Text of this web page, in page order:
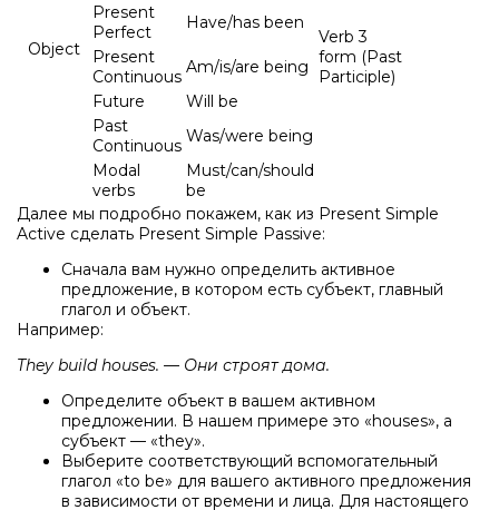
Object
Verb 3
form (Past
Participle)
Present
Perfect
Have/has been
Present
Continuous Am/is/are being
Future
Will be
Past
Continuous Was/were being
Modal
verbs
Must/can/should
be
Далее мы подробно покажем, как из Present Simple
Active сделать Present Simple Passive:
Сначала вам нужно определить активное
предложение, в котором есть субъект, главный
глагол и объект.
Например:
They build houses. — Они строят дома.
Определите объект в вашем активном
предложении. В нашем примере это «houses», а
субъект — «they».
Выберите соответствующий вспомогательный
глагол «to be» для вашего активного предложения
в зависимости от времени и лица. Для настоящего